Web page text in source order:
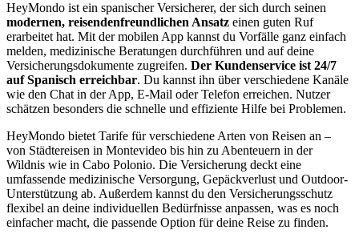
HeyMondo ist ein spanischer Versicherer, der sich durch seinen
modernen, reisendenfreundlichen Ansatz einen guten Ruf
erarbeitet hat. Mit der mobilen App kannst du Vorfälle ganz einfach
melden, medizinische Beratungen durchführen und auf deine
Versicherungsdokumente zugreifen. Der Kundenservice ist 24/7
auf Spanisch erreichbar. Du kannst ihn über verschiedene Kanäle
wie den Chat in der App, E-Mail oder Telefon erreichen. Nutzer
schätzen besonders die schnelle und effiziente Hilfe bei Problemen.
HeyMondo bietet Tarife für verschiedene Arten von Reisen an –
von Städtereisen in Montevideo bis hin zu Abenteuern in der
Wildnis wie in Cabo Polonio. Die Versicherung deckt eine
umfassende medizinische Versorgung, Gepäckverlust und Outdoor-
Unterstützung ab. Außerdem kannst du den Versicherungsschutz
flexibel an deine individuellen Bedürfnisse anpassen, was es noch
einfacher macht, die passende Option für deine Reise zu finden.